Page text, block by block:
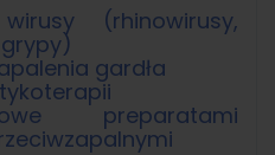
(rhinowirusy,
gardła
preparatami